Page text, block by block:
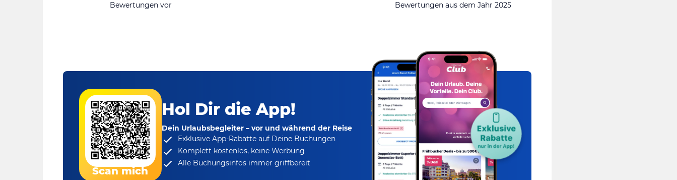
Bewertungen vor
Bewertungen aus dem Jahr 2025
Scan mich
Hol Dir die App!
Dein Urlaubsbegleiter – vor und während der Reise
Exklusive App-Rabatteauf Deine Buchungen
Komplett kostenlos, keine Werbung
Alle Buchungsinfos immer griffbereit